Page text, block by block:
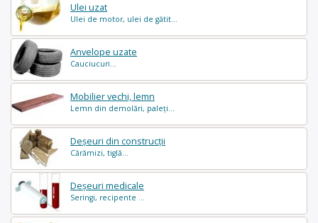
Ulei uzat
Ulei de motor, ulei de gătit...
Anvelope uzate
Cauciucuri...
Mobilier vechi, lemn
Lemn din demolări, paleți...
Deșeuri din construcții
Cărămizi, tiglă...
Deșeuri medicale
Seringi, recipente ...